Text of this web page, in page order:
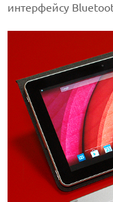
интерфейсу